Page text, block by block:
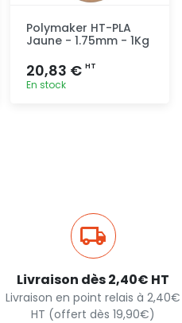
Polymaker HT-PLA
Jaune - 1.75mm - 1Kg
20,83 € HT
En stock
Livraison dès 2,40€ HT
Livraison en point relais à 2,40€
HT (offert dès 19,90€)